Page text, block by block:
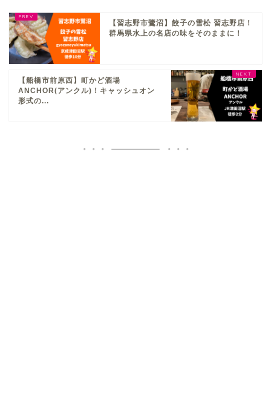
【習志野市鷺沼】餃子の雪松 習志野店！
群馬県水上の名店の味をそのままに！
【船橋市前原西】町かど酒場
ANCHOR(アンクル)！キャッシュオン
形式の...